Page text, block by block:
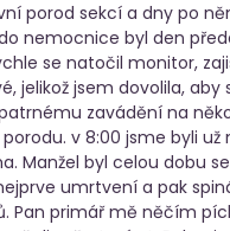
porod sekcí a dny po
nemocnice byl den
se natočil monitor,
jelikož jsem dovolila,
zavádění na
v 8:00 jsme byli
Manžel byl celou dobu
umrtvení a pak
Pan primář mě něčím